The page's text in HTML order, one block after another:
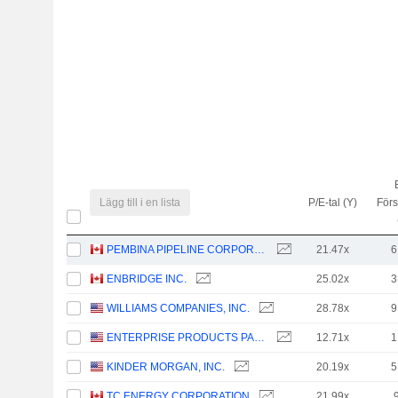
Lägg till i en lista P/E-tal (Y)
PEMBINA PIPELINE CORPORATION 21.47x
ENBRIDGE INC. 25.02x
WILLIAMS COMPANIES, INC. 28.78x
ENTERPRISE PRODUCTS PARTNERS L.P. 12.71x
KINDER MORGAN, INC. 20.19x